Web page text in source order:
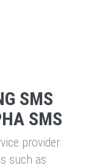
SMS
SMS
provider
such as